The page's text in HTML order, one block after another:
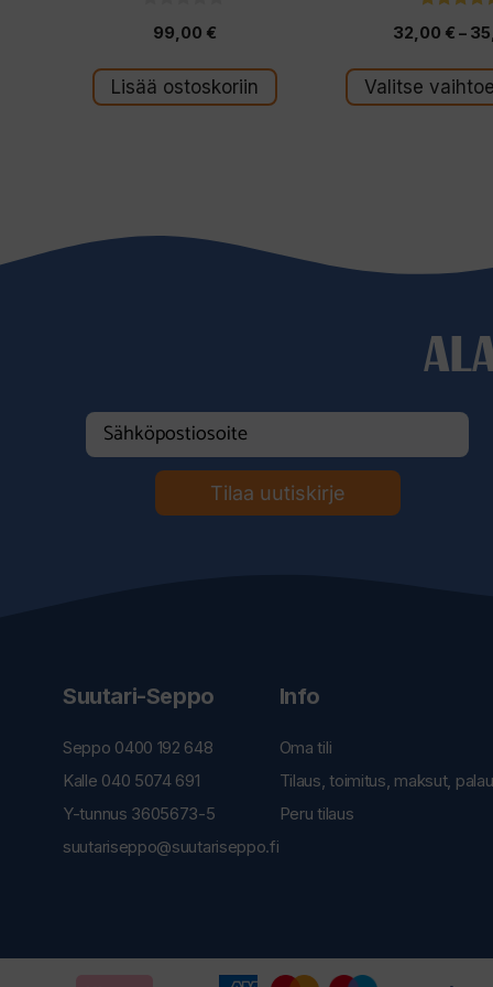
s
t
ä
99,00 €
Lisää ostoskoriin
5:stä
32,00 € –
Valitse
Tilaa uutiskirje
Suutari-Seppo
Seppo 0400 192 648
Kalle 040 5074 691
Y-tunnus 3605673-5
suutariseppo@suutariseppo.fi
Info
Oma tili
Tilaus, toimitus, maksut,
Peru tilaus